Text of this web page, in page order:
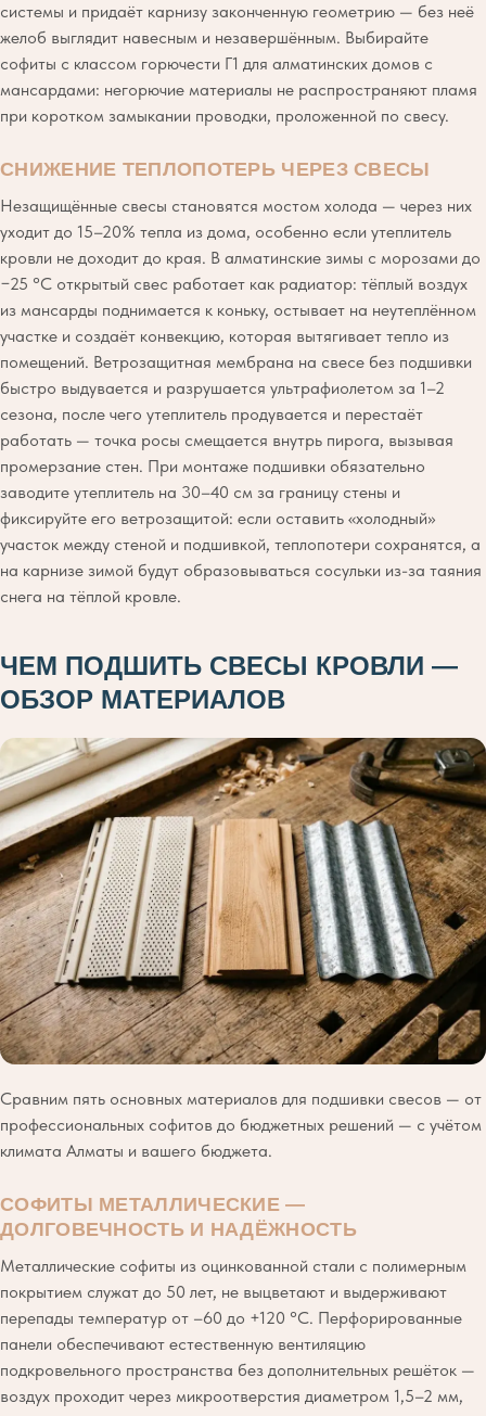
системы и придаёт карнизу законченную геометрию — без неё
желоб выглядит навесным и незавершённым. Выбирайте
софиты с классом горючести Г1 для алматинских домов с
мансардами: негорючие материалы не распространяют пламя
при коротком замыкании проводки, проложенной по свесу.
СНИЖЕНИЕ ТЕПЛОПОТЕРЬ ЧЕРЕЗ СВЕСЫ
Незащищённые свесы становятся мостом холода — через них
уходит до 15–20% тепла из дома, особенно если утеплитель
кровли не доходит до края. В алматинские зимы с морозами до
−25 °C открытый свес работает как радиатор: тёплый воздух
из мансарды поднимается к коньку, остывает на неутеплённом
участке и создаёт конвекцию, которая вытягивает тепло из
помещений. Ветрозащитная мембрана на свесе без подшивки
быстро выдувается и разрушается ультрафиолетом за 1–2
сезона, после чего утеплитель продувается и перестаёт
работать — точка росы смещается внутрь пирога, вызывая
промерзание стен. При монтаже подшивки обязательно
заводите утеплитель на 30–40 см за границу стены и
фиксируйте его ветрозащитой: если оставить «холодный»
участок между стеной и подшивкой, теплопотери сохранятся, а
на карнизе зимой будут образовываться сосульки из-за таяния
снега на тёплой кровле.
ЧЕМ ПОДШИТЬ СВЕСЫ КРОВЛИ —
ОБЗОР МАТЕРИАЛОВ
Сравним пять основных материалов для подшивки свесов — от
профессиональных софитов до бюджетных решений — с учётом
климата Алматы и вашего бюджета.
СОФИТЫ МЕТАЛЛИЧЕСКИЕ —
ДОЛГОВЕЧНОСТЬ И НАДЁЖНОСТЬ
Металлические софиты из оцинкованной стали с полимерным
покрытием служат до 50 лет, не выцветают и выдерживают
перепады температур от –60 до +120 °C. Перфорированные
панели обеспечивают естественную вентиляцию
подкровельного пространства без дополнительных решёток —
воздух проходит через микроотверстия диаметром 1,5–2 мм,